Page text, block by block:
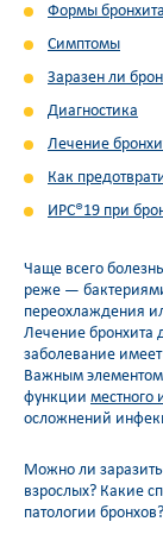
Формы бронхита
Симптомы
Заразен ли
Диагностика
Лечение
Как
ИРС®19 при
Чаще всего
реже —
переохлаждения
Лечение бронхита
заболевание
Важным элементом
функции местного
осложнений
Можно ли
взрослых? Какие
патологии